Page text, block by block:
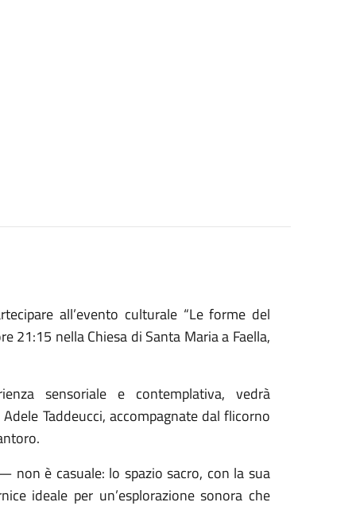
all’evento culturale “Le forme del
21:15 nella Chiesa di Santa Maria a Faella,
sensoriale e contemplativa, vedrà
Taddeucci, accompagnate dal flicorno
è casuale: lo spazio sacro, con la sua
ideale per un’esplorazione sonora che